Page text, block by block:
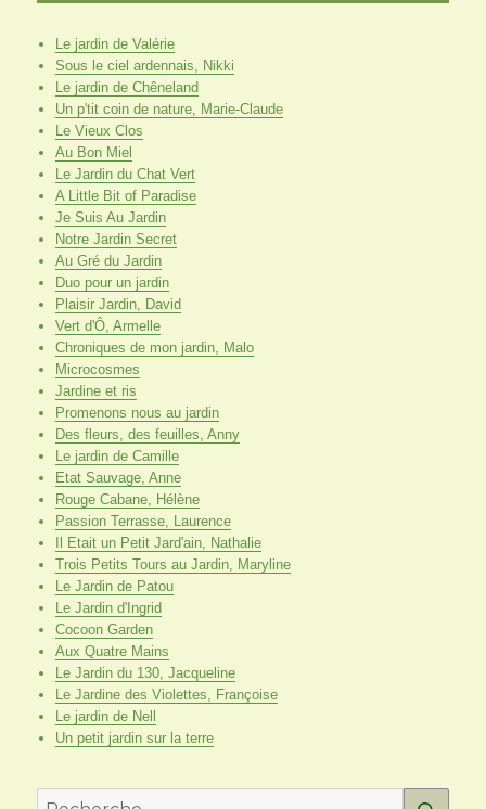
Le jardin de Valérie
Sous le ciel ardennais, Nikki
Le jardin de Chêneland
Un p'tit coin de nature, Marie-Claude
Le Vieux Clos
Au Bon Miel
Le Jardin du Chat Vert
A Little Bit of Paradise
Je Suis Au Jardin
Notre Jardin Secret
Au Gré du Jardin
Duo pour un jardin
Plaisir Jardin, David
Vert d'Ô, Armelle
Chroniques de mon jardin, Malo
Microcosmes
Jardine et ris
Promenons nous au jardin
Des fleurs, des feuilles, Anny
Le jardin de Camille
Etat Sauvage, Anne
Rouge Cabane, Hélène
Passion Terrasse, Laurence
Il Etait un Petit Jard'ain, Nathalie
Trois Petits Tours au Jardin, Maryline
Le Jardin de Patou
Le Jardin d'Ingrid
Cocoon Garden
Aux Quatre Mains
Le Jardin du 130, Jacqueline
Le Jardine des Violettes, Françoise
Le jardin de Nell
Un petit jardin sur la terre